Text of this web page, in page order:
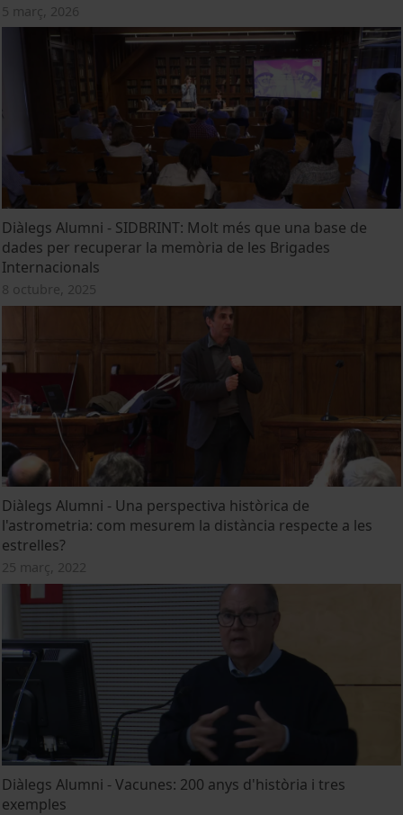
5 març, 2026
Diàlegs Alumni - SIDBRINT: Molt més que una base de
dades per recuperar la memòria de les Brigades
Internacionals
8 octubre, 2025
Diàlegs Alumni - Una perspectiva històrica de
l'astrometria: com mesurem la distància respecte a les
estrelles?
25 març, 2022
Diàlegs Alumni - Vacunes: 200 anys d'història i tres
exemples